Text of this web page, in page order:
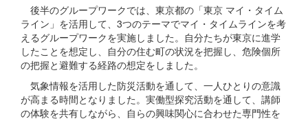
後半のグループワークでは、東京都の「東京 マイ・タイム
ライン」を活用して、3つのテーマでマイ・タイムラインを考
えるグループワークを実施しました。自分たちが東京に進学
したことを想定し、自分の住む町の状況を把握し、危険個所
の把握と避難する経路の想定をしました。
気象情報を活用した防災活動を通して、一人ひとりの意識
が高まる時間となりました。実働型探究活動を通して、講師
の体験を共有しながら、自らの興味関心に合わせた専門性を